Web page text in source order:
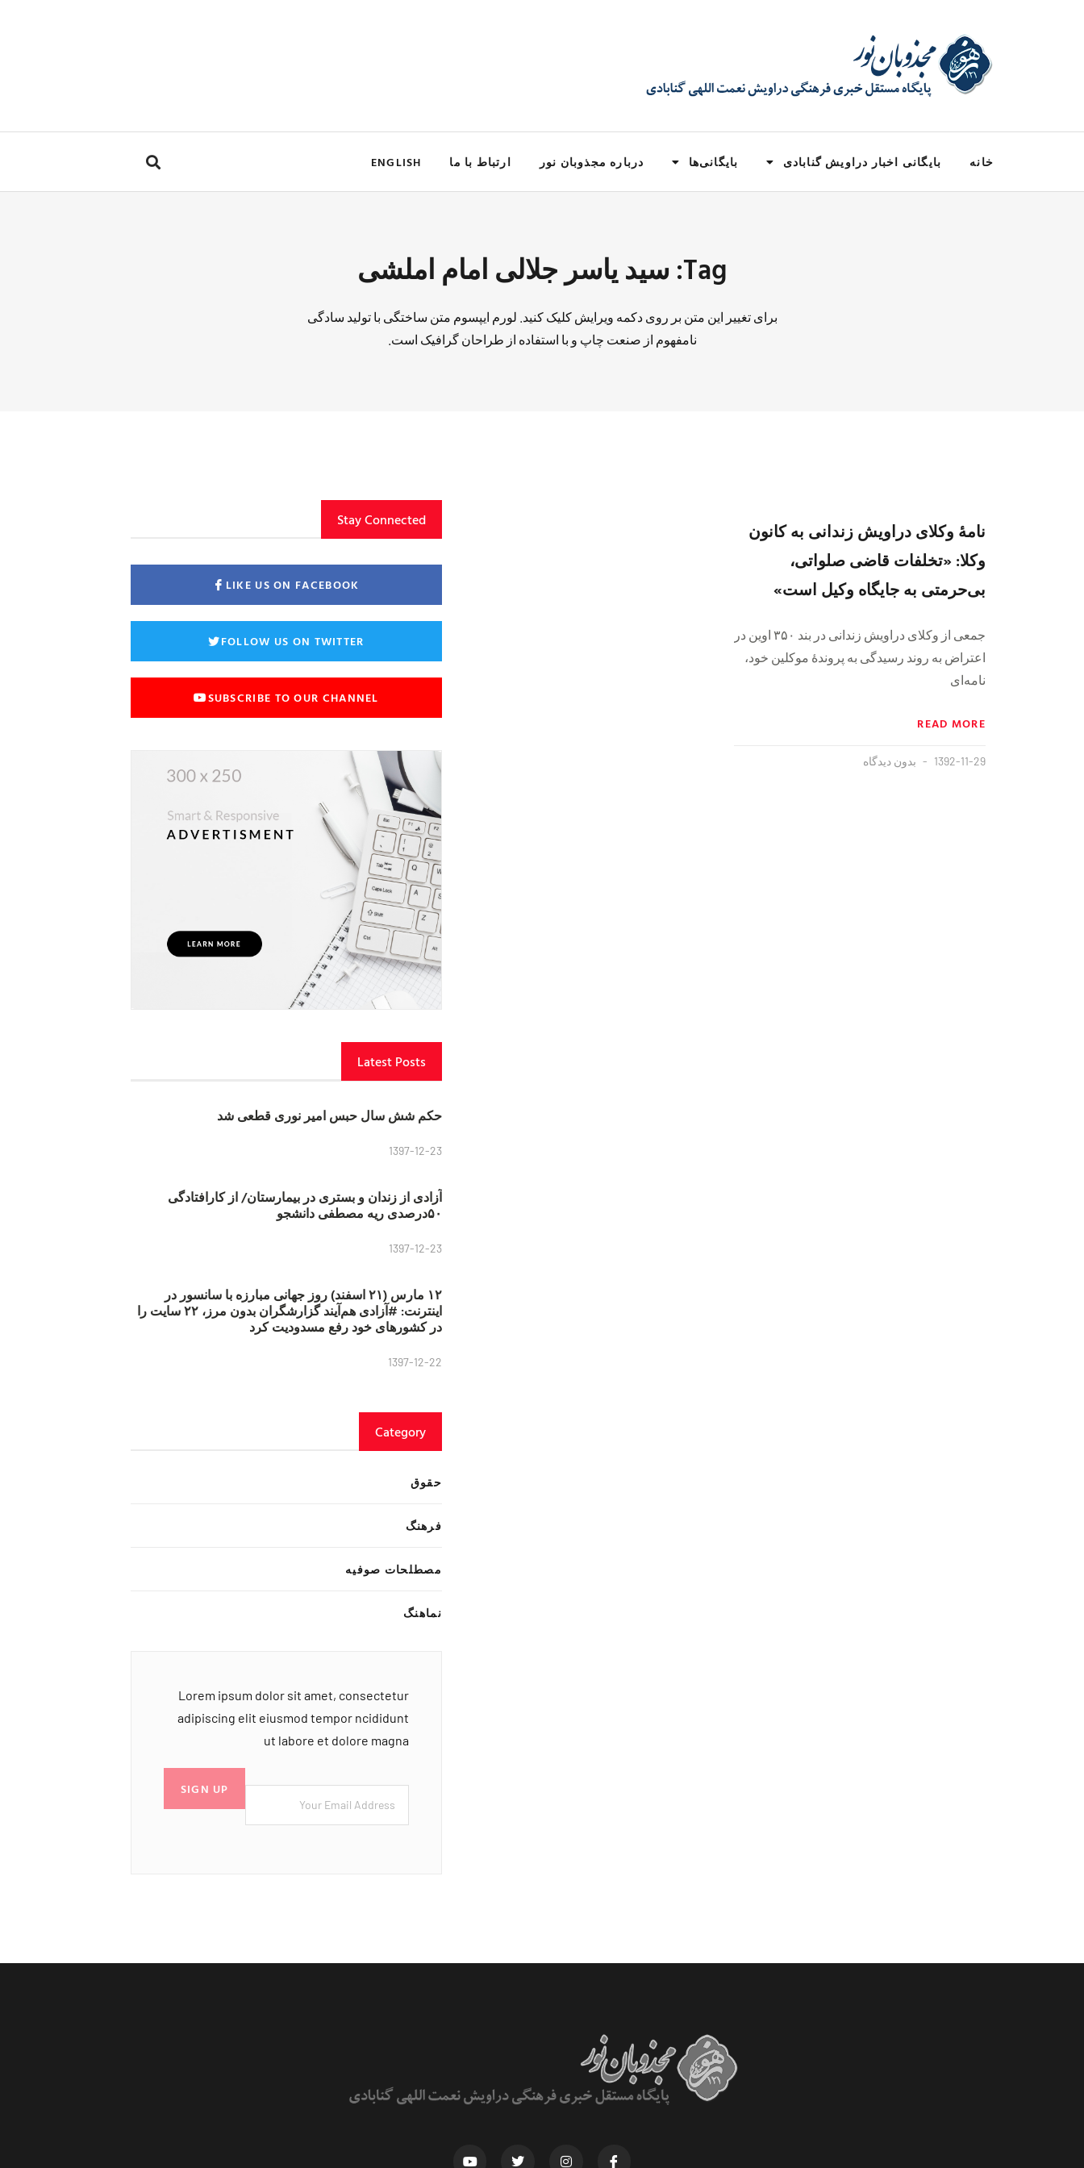
خانه بایگانی اخبار دراویش گنابادی بایگانی‌ها درباره مجذوبان نور ارتباط با ما ENGLISH
Tag: سید یاسر جلالی امام املشی
برای تغییر این متن بر روی دکمه ویرایش کلیک کنید. لورم ایپسوم متن ساختگی با تولید سادگی
نامفهوم از صنعت چاپ و با استفاده از طراحان گرافیک است.
نامهٔ وکلای دراویش زندانی به کانون
وکلا: «تخلفات قاضی صلواتی،
بی‌حرمتی به جایگاه وکیل است»
جمعی از وکلای دراویش زندانی در بند ۳۵۰ اوین در
اعتراض به روند رسیدگی به پروندهٔ موکلین خود،
نامه‌ای
READ MORE
1392-11-29 بدون دیدگاه
Stay Connected
LIKE US ON FACEBOOK
FOLLOW US ON TWITTER
SUBSCRIBE TO OUR CHANNEL
Latest Posts
حکم شش سال حبس امیر نوری قطعی شد
1397-12-23
آزادی از زندان و بستری در بیمارستان/ از کارافتادگی
۵۰درصدی ریه مصطفی دانشجو
1397-12-23
۱۲ مارس (۲۱ اسفند) روز جهانی مبارزه با سانسور در
اینترنت: #آزادی هم‌آیند گزارشگران‌ بدون مرز، ۲۲ سایت را
در کشورهای خود رفع مسدودیت کرد
1397-12-22
Category
حقوق
فرهنگ
مصطلحات صوفیه
نماهنگ
Lorem ipsum dolor sit amet, consectetur
adipiscing elit eiusmod tempor ncididunt
ut labore et dolore magna
SIGN UP